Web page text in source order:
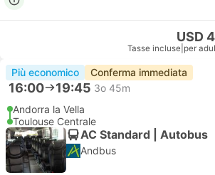
USD
Tasse incluse per
Più economico Conferma immediata
16:00 19:45 3o 45m
Andorra la Vella
Toulouse Centrale
AC Standard | Autobus
Andbus